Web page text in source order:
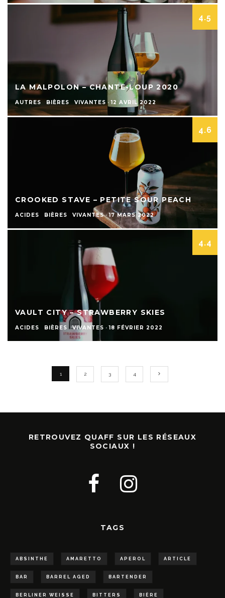
4.5
LA MALPOLON – CHANTE-LOUP 2020
AUTRES BIÈRES VIVANTES · 12 AVRIL 2022
4.6
CROOKED STAVE – PETITE SOUR PEACH
ACIDES BIÈRES VIVANTES · 17 MARS 2022
4.4
VAULT CITY – STRAWBERRY SKIES
ACIDES BIÈRES VIVANTES · 18 FÉVRIER 2022
1 2 3 4
RETROUVEZ QUAFF SUR LES RÉSEAUX
SOCIAUX !
TAGS
ABSINTHE AMARETTO APEROL ARTICLE
BAR BARREL AGED BARTENDER
BERLINER WEISSE BITTERS BIÈRE